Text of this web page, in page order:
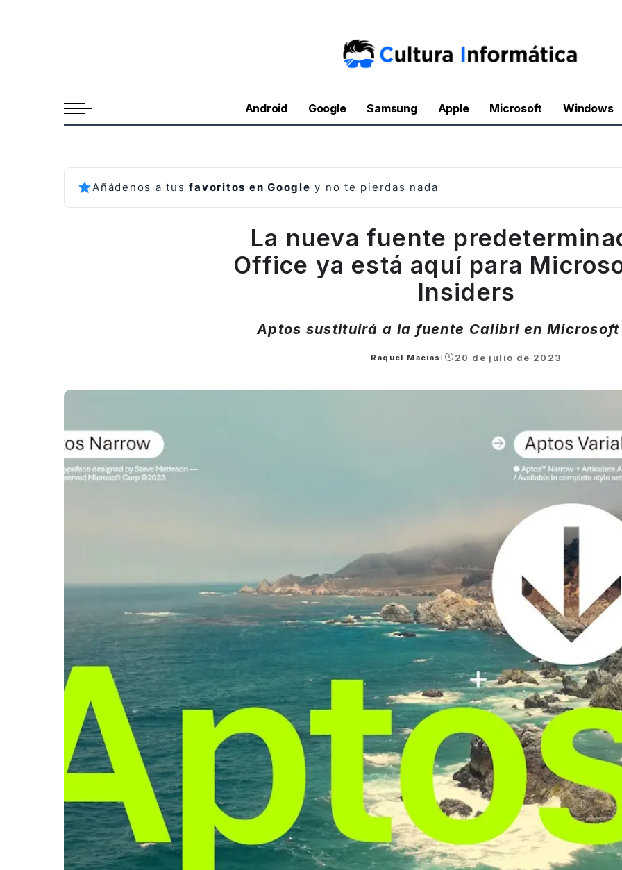
Android Google Samsung Apple Microsoft Windows
Añádenos a tusfavoritos en Google y no te pierdas nada
La nueva fuente
Office ya está aquí para
Insiders
Aptos sustituirá a la fuente Calibri en
Posted
Raquel Macias 20 de julio de 2023